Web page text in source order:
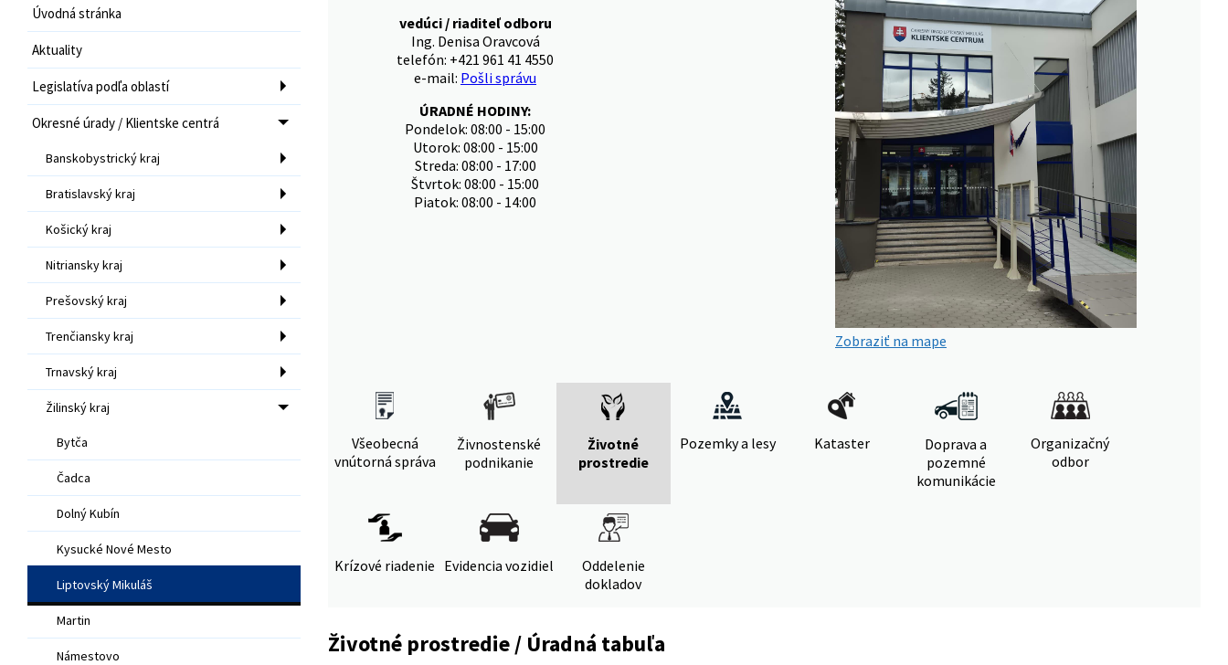
Úvodná stránka
Aktuality
Legislatíva podľa oblastí
Okresné úrady / Klientske centrá
Banskobystrický kraj
Bratislavský kraj
Košický kraj
Nitriansky kraj
Prešovský kraj
Trenčiansky kraj
Trnavský kraj
Žilinský kraj
Bytča
Čadca
Dolný Kubín
Kysucké Nové Mesto
Liptovský Mikuláš
Martin
Námestovo
vedúci / riaditeľ odboru
Ing. Denisa Oravcová
telefón: +421 961 41 4550
e-mail: Pošli správu
ÚRADNÉ HODINY:
Pondelok: 08:00 - 15:00
Utorok: 08:00 - 15:00
Streda: 08:00 - 17:00
Štvrtok: 08:00 - 15:00
Piatok: 08:00 - 14:00
Zobraziť na mape
Všeobecná
vnútorná správa
Živnostenské
podnikanie
Životné
prostredie
Pozemky a lesy Kataster
Doprava a
pozemné
komunikácie
Organizačný
odbor
Krízové riadenie Evidencia vozidiel
Oddelenie
dokladov
Životné prostredie / Úradná tabuľa